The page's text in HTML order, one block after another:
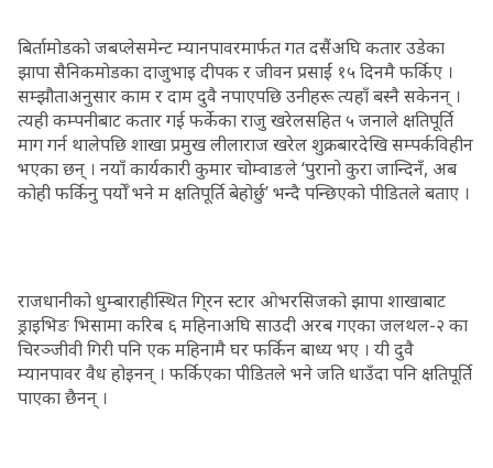
बिर्तामोडको जबप्लेसमेन्ट म्यानपावरमार्फत गत दसैंअघि कतार उडेका
झापा सैनिकमोडका दाजुभाइ दीपक र जीवन प्रसाईं १५ दिनमै फर्किए ।
सम्झौताअनुसार काम र दाम दुवै नपाएपछि उनीहरू त्यहाँ बस्नै सकेनन् ।
त्यही कम्पनीबाट कतार गई फर्केका राजु खरेलसहित ५ जनाले क्षतिपूर्ति
माग गर्न थालेपछि शाखा प्रमुख लीलाराज खरेल शुक्रबारदेखि सम्पर्कविहीन
भएका छन् । नयाँ कार्यकारी कुमार चोम्वाङले ‘पुरानो कुरा जान्दिनँ, अब
कोही फर्किनु पर्योँ भने म क्षतिपूर्ति बेहोर्छु’ भन्दै पन्छिएको पीडितले बताए ।
राजधानीको धुम्बाराहीस्थित गि्रन स्टार ओभरसिजको झापा शाखाबाट
ड्राइभिङ भिसामा करिब ६ महिनाअघि साउदी अरब गएका जलथल-२ का
चिरञ्जीवी गिरी पनि एक महिनामै घर फर्किन बाध्य भए । यी दुवै
म्यानपावर वैध होइनन् । फर्किएका पीडितले भने जति धाउँदा पनि क्षतिपूर्ति
पाएका छैनन् ।